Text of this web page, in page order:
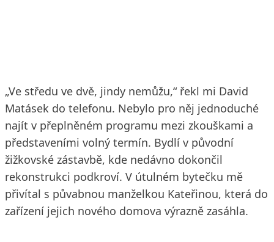
„Ve středu ve dvě, jindy nemůžu,“ řekl mi David
Matásek do telefonu. Nebylo pro něj jednoduché
najít v přeplněném programu mezi zkouškami a
představeními volný termín. Bydlí v původní
žižkovské zástavbě, kde nedávno dokončil
rekonstrukci podkroví. V útulném bytečku mě
přivítal s půvabnou manželkou Kateřinou, která do
zařízení jejich nového domova výrazně zasáhla.